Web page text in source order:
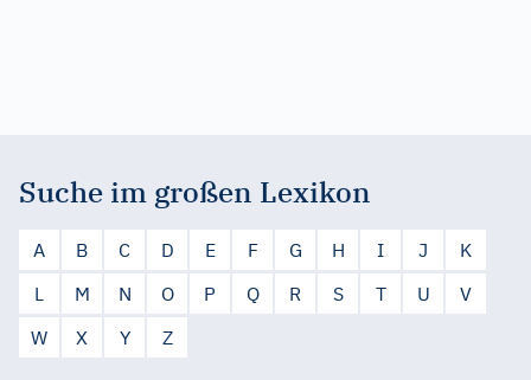
Suche im großen Lexikon
A B C D E F G H I J
K
L
M N O P Q R S T U
V
W
X Y Z